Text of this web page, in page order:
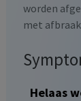
worden
met
Helaas